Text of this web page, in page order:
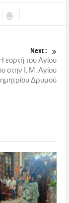
Next :
εορτή του Αγίου
στην Ι. Μ. Αγίου
Δρυμού